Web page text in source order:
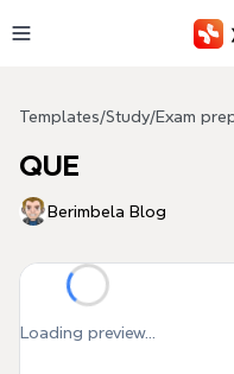
Templates/Study/Exam
QUE
Berimbela Blog
Loading preview...